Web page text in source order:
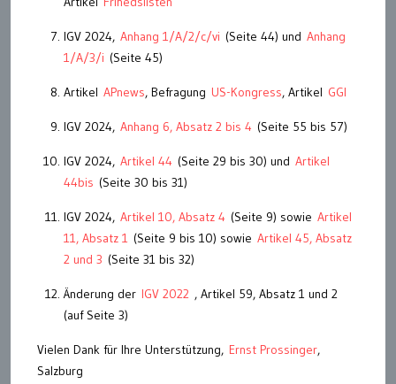
IGV 2024, Anhang 1/A/2/c/vi (Seite 44) und Anhang
1/A/3/i (Seite 45)
Artikel APnews, Befragung US-Kongress, Artikel GGI
IGV 2024, Anhang 6, Absatz 2 bis 4 (Seite 55 bis 57)
IGV 2024, Artikel 44 (Seite 29 bis 30) und Artikel
44bis (Seite 30 bis 31)
IGV 2024, Artikel 10, Absatz 4 (Seite 9) sowie Artikel
11, Absatz 1 (Seite 9 bis 10) sowie Artikel 45, Absatz
2 und 3 (Seite 31 bis 32)
Änderung der IGV 2022 , Artikel 59, Absatz 1 und 2
(auf Seite 3)
Vielen Dank für Ihre Unterstützung, Ernst Prossinger,
Salzburg